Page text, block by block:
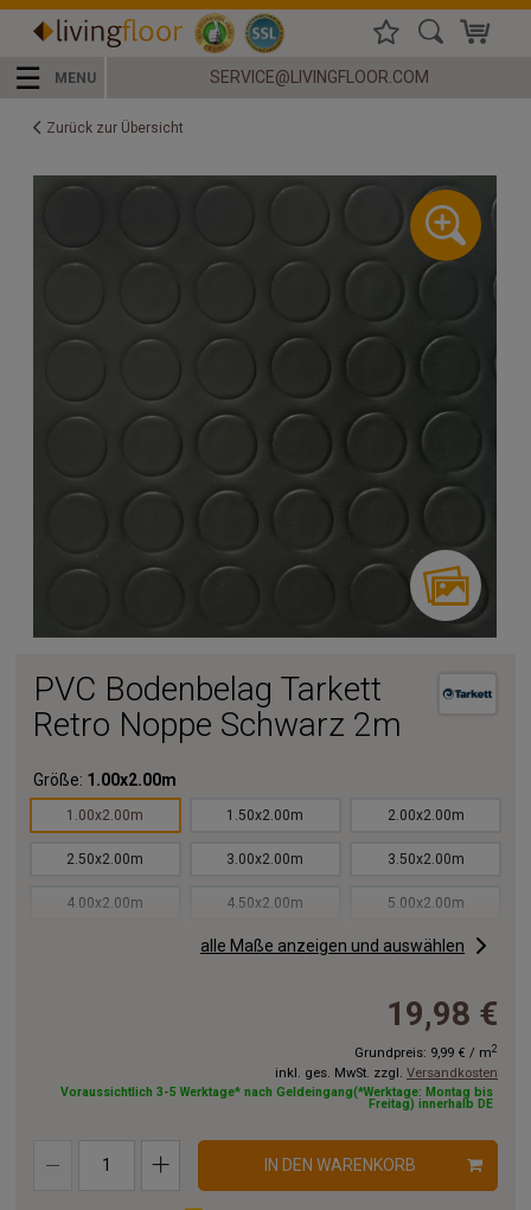
☰ MENU SERVICE@LIVINGFLOOR.COM
Zurück zur Übersicht
PVC Bodenbelag Tarkett
Retro Noppe Schwarz 2m
Größe: 1.00x2.00m
1.00x2.00m 1.50x2.00m 2.00x2.00m
2.50x2.00m 3.00x2.00m 3.50x2.00m
4.00x2.00m 4.50x2.00m 5.00x2.00m
6.00x2.00m 6.50x2.00m
9.50x2.00m
11.00x2.00m 12.00x2.00m
16.00x2.00m 17.00x2.00m 18.00x2.00m
alle Maße anzeigen und auswählen
19,98 €
Grundpreis: 9,99 € / m2
inkl. ges. MwSt. zzgl. Versandkosten
Voraussichtlich 3-5 Werktage* nach Geldeingang(*Werktage: Montag bis
Freitag) innerhalb DE
IN DEN WARENKORB